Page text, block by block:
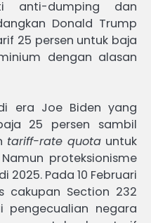
anti-dumping dan
Donald Trump
25 persen untuk baja
dengan alasan
era Joe Biden yang
25 persen sambil
tariff-rate quota untuk
proteksionisme
2025. Pada 10 Februari
cakupan Section 232
pengecualian negara